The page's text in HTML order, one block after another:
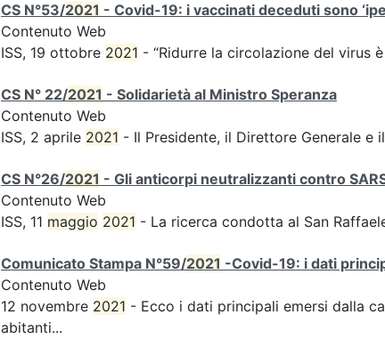
CS N°53/2021 - Covid-19: i vaccinati deceduti sono
Contenuto Web
ISS, 19 ottobre 2021 - “Ridurre la circolazione del virus
CS N° 22/2021 - Solidarietà al Ministro Speranza
Contenuto Web
ISS, 2 aprile 2021 - Il Presidente, il Direttore Generale e
CS N°26/2021 - Gli anticorpi neutralizzanti contro
Contenuto Web
ISS, 11 maggio 2021 - La ricerca condotta al San
Comunicato Stampa N°59/2021 -Covid-19: i dati
Contenuto Web
12 novembre 2021 - Ecco i dati principali emersi dalla
abitanti...